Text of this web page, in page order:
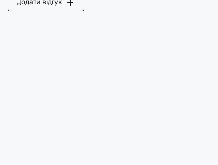
Додати відгук